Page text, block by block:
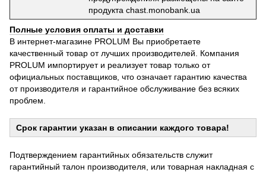
продукта chast.monobank.ua
Полные условия оплаты и доставки
В интернет-магазине PROLUM Вы приобретаете
качественный товар от лучших производителей. Компания
PROLUM импортирует и реализует товар только от
официальных поставщиков, что означает гарантию качества
от производителя и гарантийное обслуживание без всяких
проблем.
Срок гарантии указан в описании каждого товара!
Подтверждением гарантийных обязательств служит
гарантийный талон производителя, или товарная накладная с